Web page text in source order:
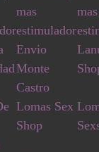
mas
estimulador
mas
Envio
Monte
Castro
Lomas Sex
Shop